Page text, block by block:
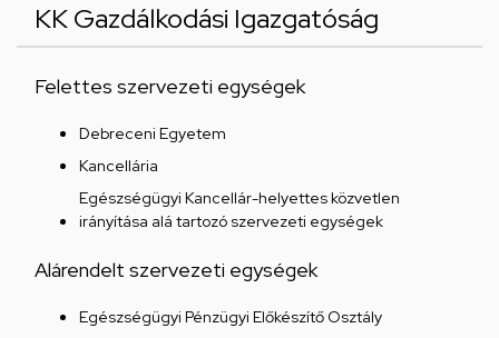
KK Gazdálkodási Igazgatóság
Felettes szervezeti egységek
Debreceni Egyetem
Kancellária
Egészségügyi Kancellár-helyettes közvetlen
irányítása alá tartozó szervezeti egységek
Alárendelt szervezeti egységek
Egészségügyi Pénzügyi Előkészítő Osztály